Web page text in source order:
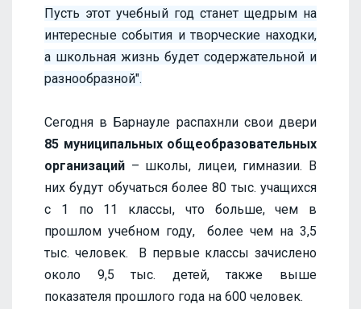
Пусть этот учебный год станет щедрым на
интересные события и творческие находки,
а школьная жизнь будет содержательной и
разнообразной".
Сегодня в Барнауле распахнли свои двери
85 муниципальных общеобразовательных
организаций – школы, лицеи, гимназии. В
них будут обучаться более 80 тыс. учащихся
с 1 по 11 классы, что больше, чем в
прошлом учебном году, более чем на 3,5
тыс. человек. В первые классы зачислено
около 9,5 тыс. детей, также выше
показателя прошлого года на 600 человек.